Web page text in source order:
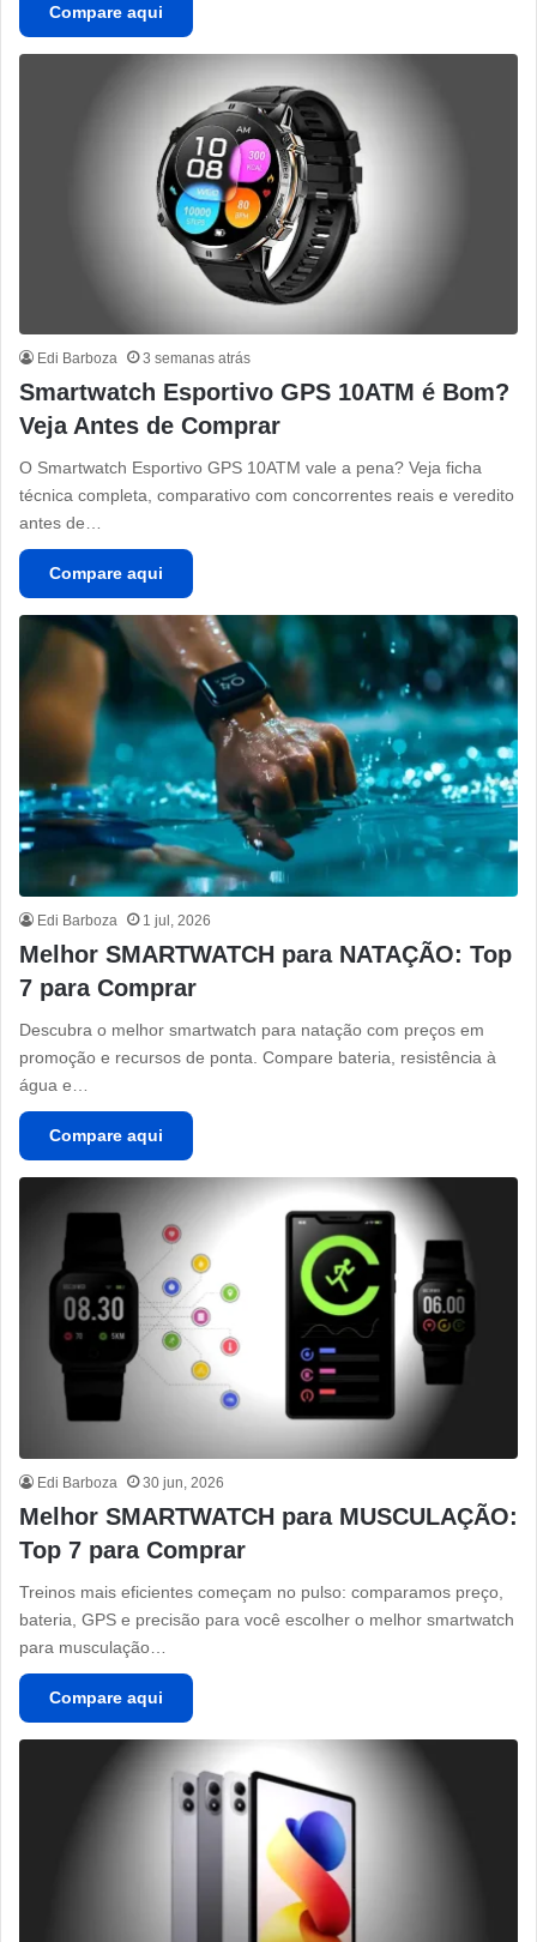
Compare aqui
Edi Barboza 3 semanas atrás
Smartwatch Esportivo GPS 10ATM é Bom?
Veja Antes de Comprar
O Smartwatch Esportivo GPS 10ATM vale a pena? Veja ficha
técnica completa, comparativo com concorrentes reais e veredito
antes de…
Compare aqui
Edi Barboza 1 jul, 2026
Melhor SMARTWATCH para NATAÇÃO: Top
7 para Comprar
Descubra o melhor smartwatch para natação com preços em
promoção e recursos de ponta. Compare bateria, resistência à
água e…
Compare aqui
Edi Barboza 30 jun, 2026
Melhor SMARTWATCH para MUSCULAÇÃO:
Top 7 para Comprar
Treinos mais eficientes começam no pulso: comparamos preço,
bateria, GPS e precisão para você escolher o melhor smartwatch
para musculação…
Compare aqui